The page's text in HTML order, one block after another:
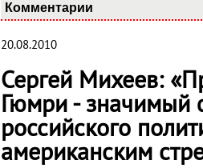
Комментарии
20.08.2010
Сергей Михеев:
Гюмри - значимый
российского
американским